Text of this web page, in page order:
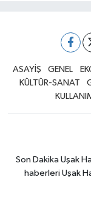
ASAYİŞ GENEL
KÜLTÜR-SANAT
Son Dakika Uşak
haberleri Uşak